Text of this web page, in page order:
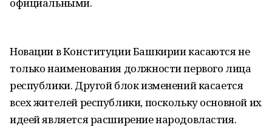
Новации в Конституции Башкирии касаются не
только наименования должности первого лица
республики. Другой блок изменений касается
всех жителей республики, поскольку основной их
идеей является расширение народовластия.